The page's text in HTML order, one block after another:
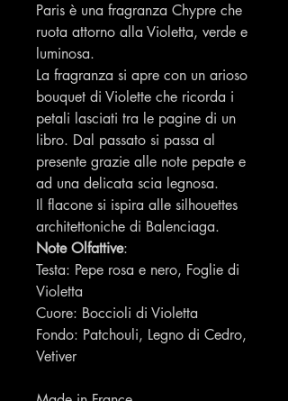
Paris è una fragranza Chypre che
ruota attorno alla Violetta, verde e
luminosa.
La fragranza si apre con un arioso
bouquet di Violette che ricorda i
petali lasciati tra le pagine di un
libro. Dal passato si passa al
presente grazie alle note pepate e
ad una delicata scia legnosa.
Il flacone si ispira alle silhouettes
architettoniche di Balenciaga.
Note Olfattive:
Testa: Pepe rosa e nero, Foglie di
Violetta
Cuore: Boccioli di Violetta
Fondo: Patchouli, Legno di Cedro,
Vetiver